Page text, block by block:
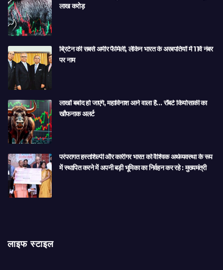
लाख करोड़
ब्रिटेन की सबसे अमीर फैमिली, लेकिन भारत के अरबपतियों में 11वें नंबर
पर नाम
लाखों बर्बाद हो जाएंगे, महाविनाश आने वाला है… रॉबर्ट कियोसाकी का
खौफनाक अलर्ट
परंपरागत हस्तशिल्पी और कारीगर भारत को वैश्विक अर्थव्यवस्था के रूप
में स्थापित करने में अपनी बड़ी भूमिका का निर्वहन कर रहे : मुख्यमंत्री
लाइफ स्टाइल